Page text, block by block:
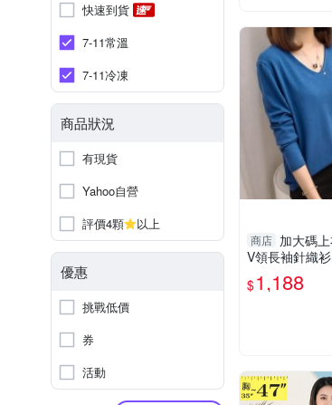
快速到貨
7-11常溫
7-11冷凍
商品狀況
有現貨
Yahoo自營
評價4顆
以上
優惠
挑戰低價
券
活動
商店 加大碼
V領長袖針織
$1,188